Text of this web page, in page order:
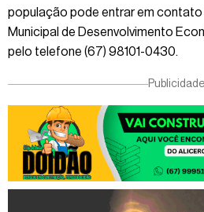
população pode entrar em
Municipal de Desenvolvimento
pelo telefone (67) 98101-0430.
Publicidade